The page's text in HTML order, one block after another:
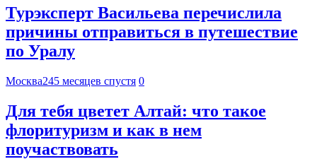
Турэксперт Васильева перечислила
причины отправиться в путешествие
по Уралу
Москва245 месяцев спустя 0
Для тебя цветет Алтай: что такое
флоритуризм и как в нем
поучаствовать